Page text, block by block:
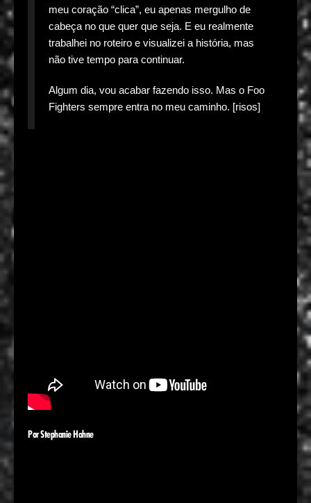
meu coração “clica”, eu apenas mergulho de
cabeça no que quer que seja. E eu realmente
trabalhei no roteiro e visualizei a história, mas
não tive tempo para continuar.
Algum dia, vou acabar fazendo isso. Mas o Foo
Fighters sempre entra no meu caminho. [risos]
Por Stephanie Hahne